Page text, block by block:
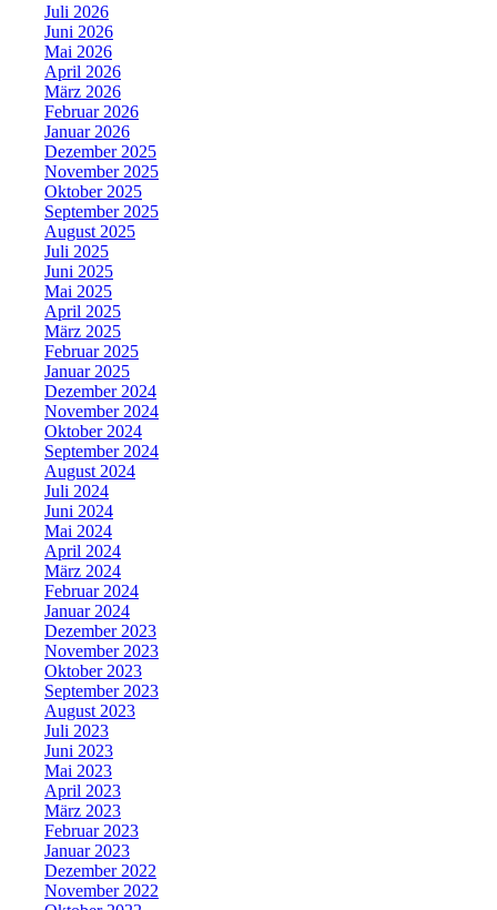
Juli 2026
Juni 2026
Mai 2026
April 2026
März 2026
Februar 2026
Januar 2026
Dezember 2025
November 2025
Oktober 2025
September 2025
August 2025
Juli 2025
Juni 2025
Mai 2025
April 2025
März 2025
Februar 2025
Januar 2025
Dezember 2024
November 2024
Oktober 2024
September 2024
August 2024
Juli 2024
Juni 2024
Mai 2024
April 2024
März 2024
Februar 2024
Januar 2024
Dezember 2023
November 2023
Oktober 2023
September 2023
August 2023
Juli 2023
Juni 2023
Mai 2023
April 2023
März 2023
Februar 2023
Januar 2023
Dezember 2022
November 2022